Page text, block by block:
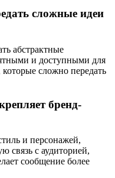
сложные идеи
абстрактные
и доступными для
сложно передать
бренд-
и персонажей,
связь с аудиторией,
сообщение более